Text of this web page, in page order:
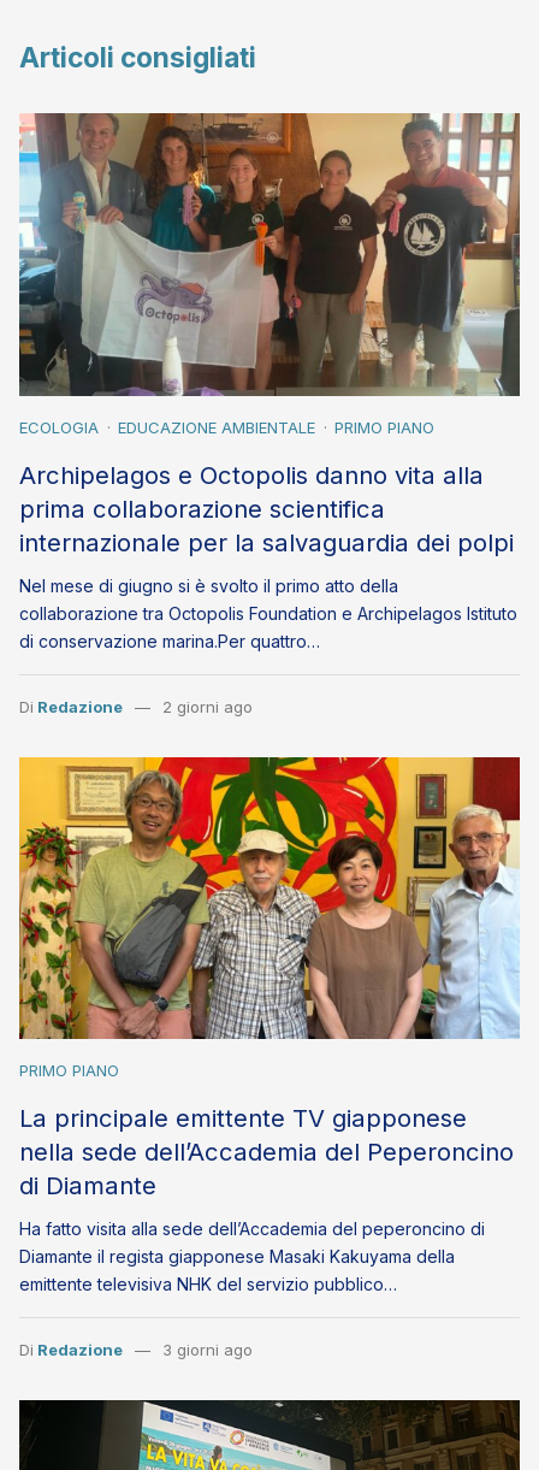
Articoli consigliati
ECOLOGIA EDUCAZIONE AMBIENTALE PRIMO PIANO
Archipelagos e Octopolis danno vita alla
prima collaborazione scientifica
internazionale per la salvaguardia dei polpi
Nel mese di giugno si è svolto il primo atto della
collaborazione tra Octopolis Foundation e Archipelagos Istituto
di conservazione marina.Per quattro…
Di Redazione 2 giorni ago
PRIMO PIANO
La principale emittente TV giapponese
nella sede dell’Accademia del Peperoncino
di Diamante
Ha fatto visita alla sede dell’Accademia del peperoncino di
Diamante il regista giapponese Masaki Kakuyama della
emittente televisiva NHK del servizio pubblico…
Di Redazione 3 giorni ago